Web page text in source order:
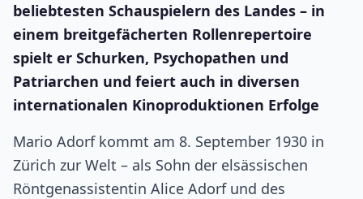
beliebtesten Schauspielern des Landes – in
einem breitgefächerten Rollenrepertoire
spielt er Schurken, Psychopathen und
Patriarchen und feiert auch in diversen
internationalen Kinoproduktionen Erfolge
Mario Adorf kommt am 8. September 1930 in
Zürich zur Welt – als Sohn der elsässischen
Röntgenassistentin Alice Adorf und des